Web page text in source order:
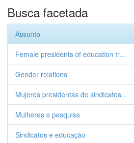
Busca facetada
Assunto
Female presidents of education tr...
Gender relations
Mujeres presidentas de sindicatos...
Mulheres e pesquisa
Sindicatos e educação